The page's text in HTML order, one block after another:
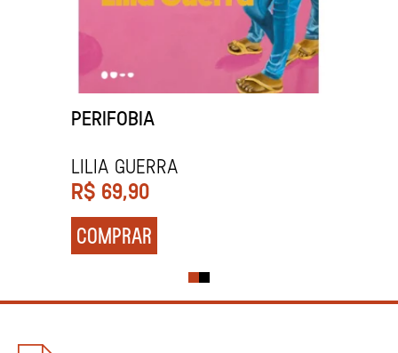
PERIFOBIA
Lilia Guerra
R$ 69,90
COMPRAR